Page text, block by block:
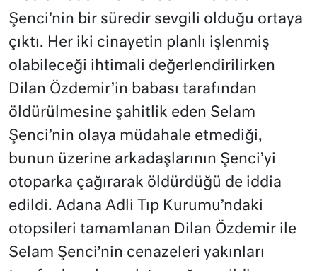
Şenci’nin bir süredir sevgili olduğu ortaya
çıktı. Her iki cinayetin planlı işlenmiş
olabileceği ihtimali değerlendirilirken
Dilan Özdemir’in babası tarafından
öldürülmesine şahitlik eden Selam
Şenci’nin olaya müdahale etmediği,
bunun üzerine arkadaşlarının Şenci’yi
otoparka çağırarak öldürdüğü de iddia
edildi. Adana Adli Tıp Kurumu’ndaki
otopsileri tamamlanan Dilan Özdemir ile
Selam Şenci’nin cenazeleri yakınları